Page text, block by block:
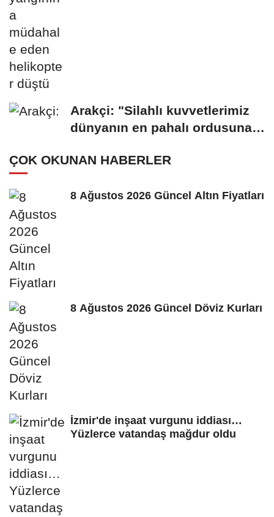
Arakçi: "Silahlı kuvvetlerimiz
dünyanın en pahalı ordusuna
ÇOK OKUNAN HABERLER
8 Ağustos 2026 Güncel Altın Fiyatları
8 Ağustos 2026 Güncel Döviz Kurları
İzmir'de inşaat vurgunu iddiası…
Yüzlerce vatandaş mağdur oldu